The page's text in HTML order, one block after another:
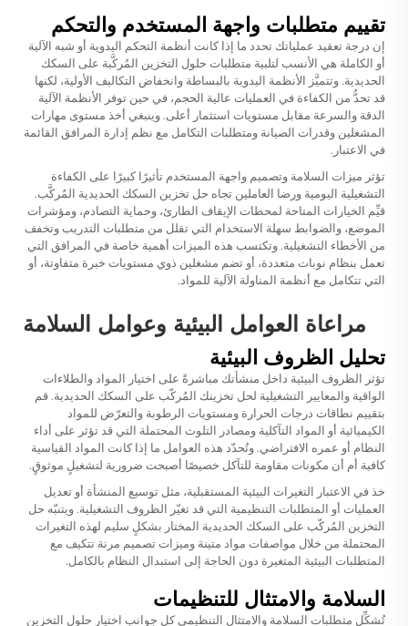
تقييم متطلبات واجهة المستخدم والتحكم
إن درجة تعقيد عملياتك تحدد ما إذا كانت أنظمة التحكم اليدوية أو شبه الآلية
أو الكاملة هي الأنسب لتلبية متطلبات حلول التخزين المُركَّبة على السكك
الحديدية. وتتميَّز الأنظمة اليدوية بالبساطة وانخفاض التكاليف الأولية، لكنها
قد تحدُّ من الكفاءة في العمليات عالية الحجم، في حين توفر الأنظمة الآلية
الدقة والسرعة مقابل مستويات استثمار أعلى. وينبغي أخذ مستوى مهارات
المشغلين وقدرات الصيانة ومتطلبات التكامل مع نظم إدارة المرافق القائمة
في الاعتبار.
تؤثر ميزات السلامة وتصميم واجهة المستخدم تأثيرًا كبيرًا على الكفاءة
التشغيلية اليومية ورضا العاملين تجاه حل تخزين السكك الحديدية المُركَّب.
قيِّم الخيارات المتاحة لمحطات الإيقاف الطارئ، وحماية التصادم، ومؤشرات
الموضع، والضوابط سهلة الاستخدام التي تقلل من متطلبات التدريب وتخفف
من الأخطاء التشغيلية. وتكتسب هذه الميزات أهمية خاصة في المرافق التي
تعمل بنظام نوبات متعددة، أو تضم مشغلين ذوي مستويات خبرة متفاوتة، أو
التي تتكامل مع أنظمة المناولة الآلية للمواد.
مراعاة العوامل البيئية وعوامل السلامة
تحليل الظروف البيئية
تؤثر الظروف البيئية داخل منشأتك مباشرةً على اختيار المواد والطلاءات
الواقية والمعايير التشغيلية لحل تخزينك المُركّب على السكك الحديدية. قم
بتقييم نطاقات درجات الحرارة ومستويات الرطوبة والتعرّض للمواد
الكيميائية أو المواد التآكلية ومصادر التلوث المحتملة التي قد تؤثر على أداء
النظام أو عمره الافتراضي. وتُحدّد هذه العوامل ما إذا كانت المواد القياسية
كافية أم أن مكونات مقاومة للتآكل خصيصًا أصبحت ضرورية لتشغيلٍ موثوقٍ.
خذ في الاعتبار التغيرات البيئية المستقبلية، مثل توسيع المنشأة أو تعديل
العمليات أو المتطلبات التنظيمية التي قد تغيّر الظروف التشغيلية. ويتنبّه حل
التخزين المُركّب على السكك الحديدية المختار بشكلٍ سليم لهذه التغيرات
المحتملة من خلال مواصفات مواد متينة وميزات تصميم مرنة تتكيف مع
المتطلبات البيئية المتغيرة دون الحاجة إلى استبدال النظام بالكامل.
السلامة والامتثال للتنظيمات
تُشكِّل متطلبات السلامة والامتثال التنظيمي كل جوانب اختيار حلول التخزين